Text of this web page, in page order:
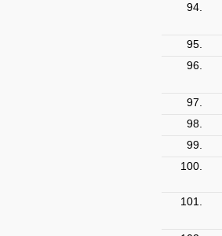
94.
95.
96.
97.
98.
99.
100.
101.